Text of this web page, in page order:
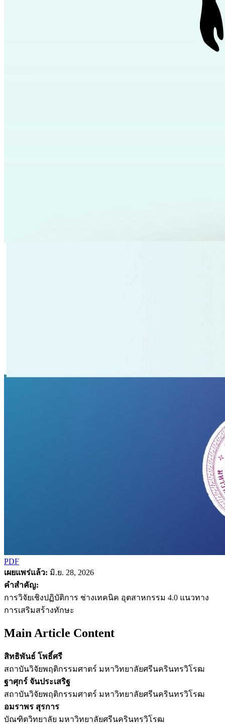
PDF
เผยแพร่แล้ว: มิ.ย. 28, 2026
คำสำคัญ:
การวิจัยเชิงปฏิบัติการ ช่างเทคนิค อุตสาหกรรม 4.0 แนวทาง
การเสริมสร้างทักษะ
Main Article Content
สิทธิพันธ์ โพธิ์ศรี
สถาบันวิจัยพฤติกรรมศาตร์ มหาวิทยาลัยศรีนครินทรวิโรฒ
ฐาศุกร์ จันประเสริฐ
สถาบันวิจัยพฤติกรรมศาตร์ มหาวิทยาลัยศรีนครินทรวิโรฒ
อมราพร สุรการ
บัณฑิตวิทยาลัย มหาวิทยาลัยศรีนครินทรวิโรฒ